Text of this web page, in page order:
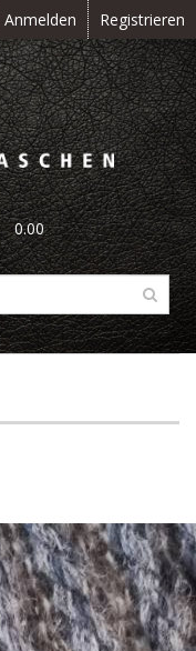
Anmelden Registrieren
0.00